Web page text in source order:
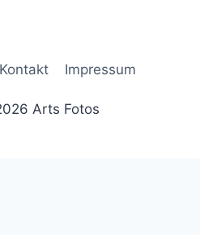
Kontakt Impressum
Arts Fotos